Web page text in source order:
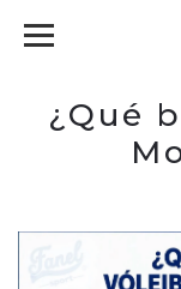
¿Qué